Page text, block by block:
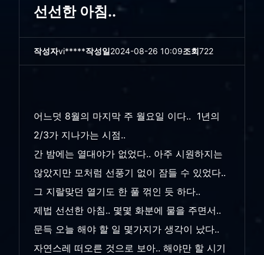
선선한 아침..
작성자vi*****작성일2024-08-26 10:09조회722
어느덧 8월의 마지막 주 월요일 이다.. 1년의
2/3가 지나가는 시점..
간 밤에는 열대야가 없었다.. 아주 시원하지는
않았지만 모처럼 선풍기 없이 잠들 수 있었다..
그 지랄맞던 열기도 한 풀 꺾인 듯 하다..
제법 선선한 아침.. 몇몇 화분에 물을 주면서..
문득 오늘 해야 할 일 몇가지가 생각이 났다..
자연스레 떠오른 것으로 보아.. 해야만 할 시기